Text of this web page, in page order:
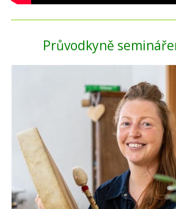
Průvodkyně